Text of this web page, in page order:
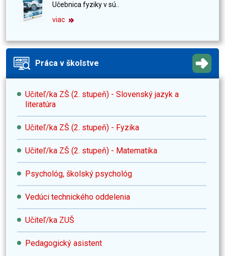
Učebnica fyziky v sú..
viac
Práca v školstve
Učiteľ/ka ZŠ (2. stupeň) - Slovenský jazyk a
literatúra
Učiteľ/ka ZŠ (2. stupeň) - Fyzika
Učiteľ/ka ZŠ (2. stupeň) - Matematika
Psychológ, školský psychológ
Vedúci technického oddelenia
Učiteľ/ka ZUŠ
Pedagogický asistent